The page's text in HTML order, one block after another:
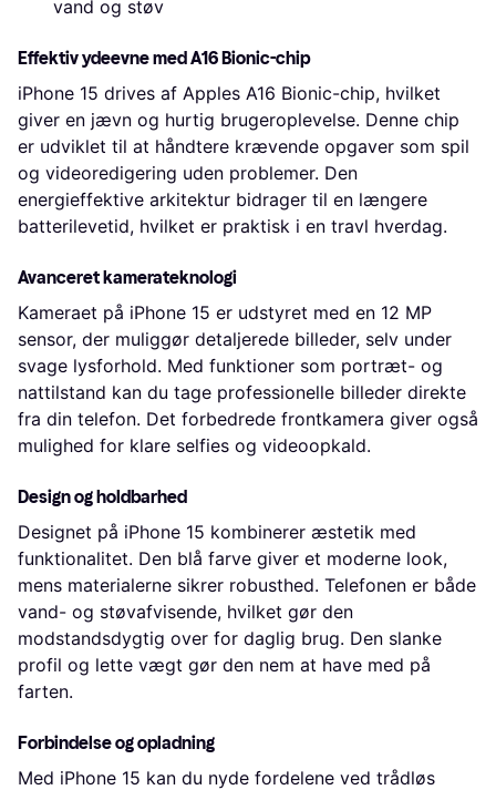
vand og støv
Effektiv ydeevne med A16 Bionic-chip
iPhone 15 drives af Apples A16 Bionic-chip, hvilket
giver en jævn og hurtig brugeroplevelse. Denne chip
er udviklet til at håndtere krævende opgaver som spil
og videoredigering uden problemer. Den
energieffektive arkitektur bidrager til en længere
batterilevetid, hvilket er praktisk i en travl hverdag.
Avanceret kamerateknologi
Kameraet på iPhone 15 er udstyret med en 12 MP
sensor, der muliggør detaljerede billeder, selv under
svage lysforhold. Med funktioner som portræt- og
nattilstand kan du tage professionelle billeder direkte
fra din telefon. Det forbedrede frontkamera giver også
mulighed for klare selfies og videoopkald.
Design og holdbarhed
Designet på iPhone 15 kombinerer æstetik med
funktionalitet. Den blå farve giver et moderne look,
mens materialerne sikrer robusthed. Telefonen er både
vand- og støvafvisende, hvilket gør den
modstandsdygtig over for daglig brug. Den slanke
profil og lette vægt gør den nem at have med på
farten.
Forbindelse og opladning
Med iPhone 15 kan du nyde fordelene ved trådløs